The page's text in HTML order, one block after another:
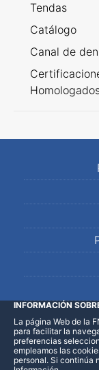
Tendas
Catálogo
Canal de
LinkedIn
INFORMACIÓN
La página Web de la
para facilitar la
preferencias
empleamos las
personal. Si continúa